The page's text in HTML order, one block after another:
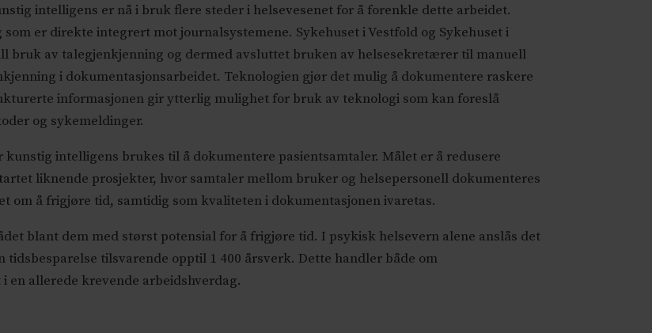
intelligens er nå i bruk flere steder i helsevesenet for å forenkle dette arbeidet.
er direkte integrert mot journalsystemene. Sykehuset i Vestfold og Sykehuset i
bruk av talegjenkjenning og dermed avsluttet bruken av helsesekretærer til manuell
i dokumentasjonsarbeidet. Teknologien gjør det mulig å dokumentere raskere
informasjonen gir ytterlig mulighet for bruk av teknologi som kan foreslå
og sykemeldinger.
intelligens brukes til å dokumentere pasientsamtaler. Målet er å redusere
liknende prosjekter, hvor samtaler mellom bruker og helsepersonell dokumenteres
om å frigjøre tid, samtidig som kvaliteten i dokumentasjonen ivaretas.
blant dem med størst potensial for å frigjøre tid. I psykisk helsevern alene anslås det
tilsvarende opptil 1 400 årsverk. Dette handler både om
en allerede krevende arbeidshverdag.